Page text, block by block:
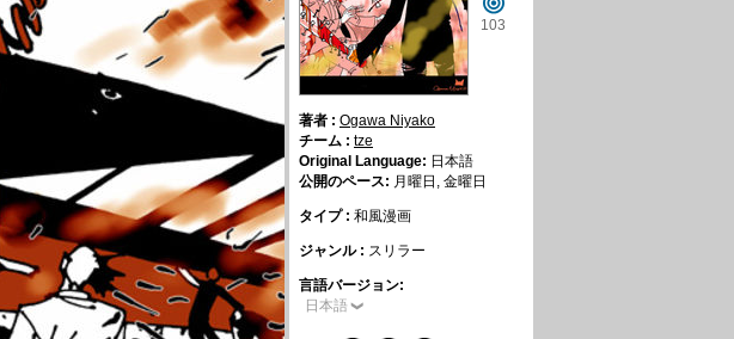
103
著者 : Ogawa Niyako
チーム : tze
Original Language: 日本語
公開のペース: 月曜日, 金曜日
タイプ : 和風漫画
ジャンル : スリラー
言語バージョン:
日本語